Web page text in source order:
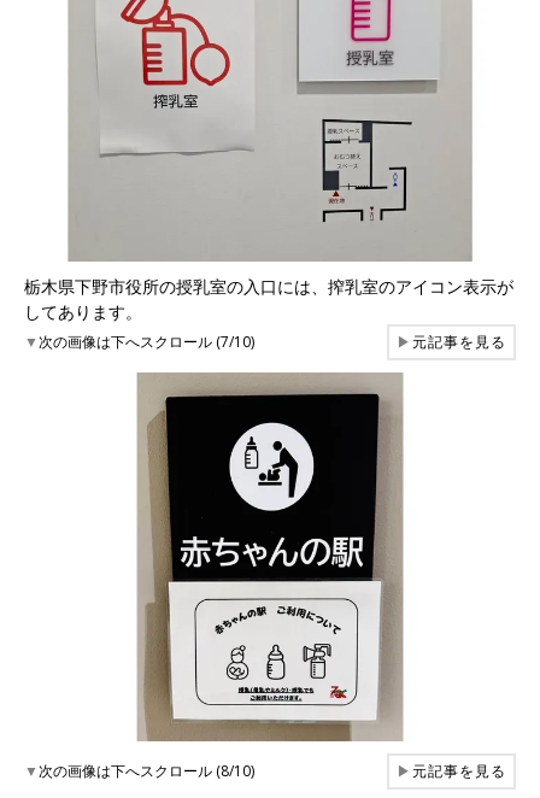
栃木県下野市役所の授乳室の入口には、搾乳室のアイコン表示が
してあります。
▼次の画像は下へスクロール (7/10) ▶元記事を見る
▼次の画像は下へスクロール (8/10) ▶元記事を見る